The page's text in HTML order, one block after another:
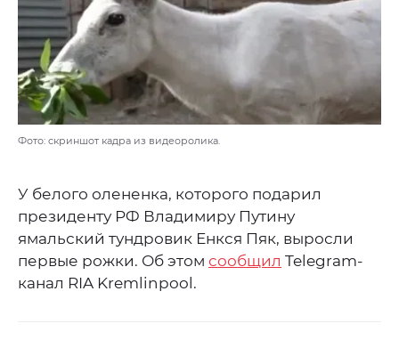
Фото: скриншот кадра из видеоролика.
У белого олененка, которого подарил
президенту РФ Владимиру Путину
ямальский тундровик Енкся Пяк, выросли
первые рожки. Об этом сообщил Telegram-
канал RIA Kremlinpool.